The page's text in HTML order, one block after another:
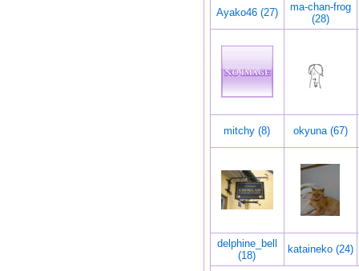
Ayako46 (27)
ma-chan-frog
(28)
mitchy (8) okyuna (67)
delphine_bell
(18)
kataineko (24)